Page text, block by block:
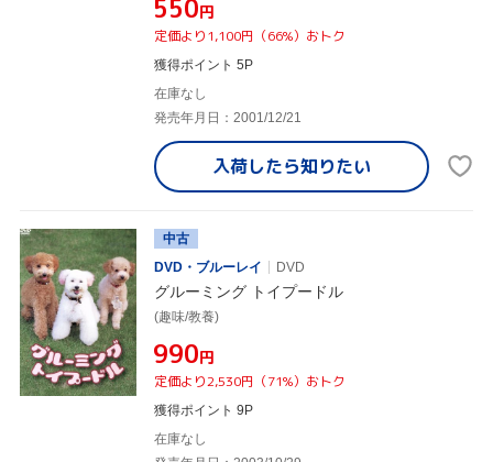
¥550円
定価より1,100円（66%）おトク
獲得ポイント 5P
在庫なし
発売年月日：2001/12/21
入荷したら知りたい
中古
DVD・ブルーレイ
DVD
グルーミング トイプードル
(趣味/教養)
¥990円
定価より2,530円（71%）おトク
獲得ポイント 9P
在庫なし